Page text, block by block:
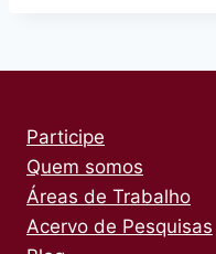
Participe
Quem somos
Áreas de Trabalho
Acervo de Pesquisas